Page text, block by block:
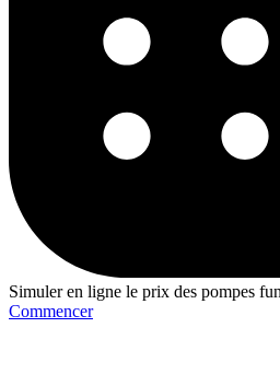
Simuler en ligne le prix des pompes
Commencer